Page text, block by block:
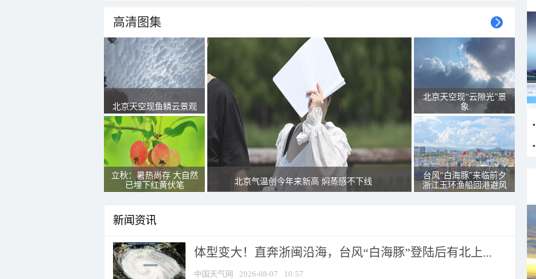
高清图集
北京天空现鱼鳞云景观
立秋：暑热尚存 大自然
已埋下红黄伏笔
北京气温创今年来新高 焖蒸感不下线
北京天空现“云隙光”景
象
台风“白海豚”来临前夕
浙江玉环渔船回港避风
新闻资讯
体型变大！直奔浙闽沿海，台风“白海豚”登陆后有北上...
中国天气网 2026-08-07 10:57